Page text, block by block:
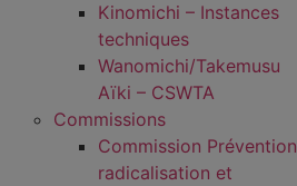
Kinomichi – Instances
techniques
Wanomichi/Takemusu
Aïki – CSWTA
Commissions
Commission Prévention
radicalisation et